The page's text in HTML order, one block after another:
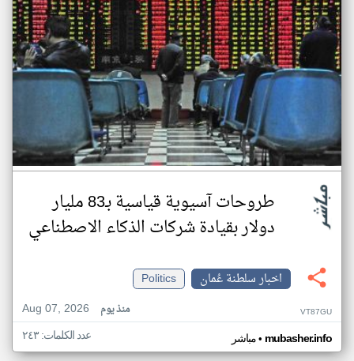
طروحات آسيوية قياسية بـ83 مليار
دولار بقيادة شركات الذكاء الاصطناعي
اخبار سلطنة عُمان
Politics
Aug 07, 2026
منذ يوم VT87GU
مباشر• mubasher.info عدد الكلمات: ٢٤٣